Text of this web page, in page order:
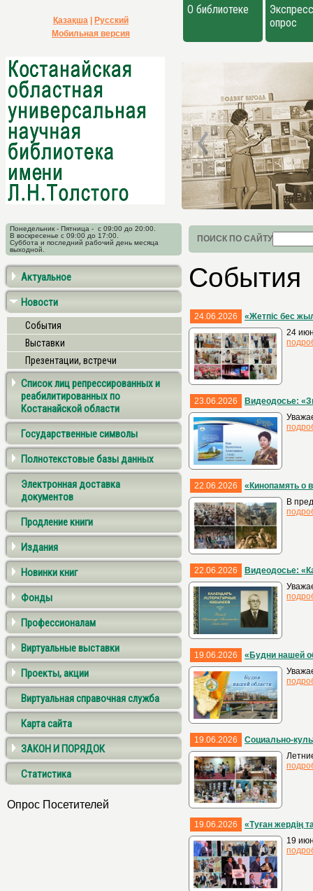
Қазақша
Русский
Мобильная версия
О библиотеке
опрос
Понедельник - Пятница - с 09:00 до 20:00.
В воскресенье с 09:00 до 17:00.
Суббота и последний рабочий день месяца
выходной.
ПОИСК ПО САЙТУ
Актуальное
Новости
События
Выставки
Презентации, встречи
Список лиц репрессированных и
реабилитированных по
Костанайской области
Государственные символы
Полнотекстовые базы данных
Электронная доставка
документов
Продление книги
Издания
Новинки книг
Фонды
Профессионалам
Виртуальные выставки
Проекты, акции
Виртуальная справочная служба
Карта сайта
ЗАКОН И ПОРЯДОК
Статистика
Опрос Посетителей
События
24.06.2026
«Жетпіс бес
24
23.06.2026
Видеодосье:
22.06.2026
«Кинопамять о
В
22.06.2026
Видеодосье:
19.06.2026
«Будни нашей
19.06.2026
Социально-
19.06.2026
«Туған жердің
19